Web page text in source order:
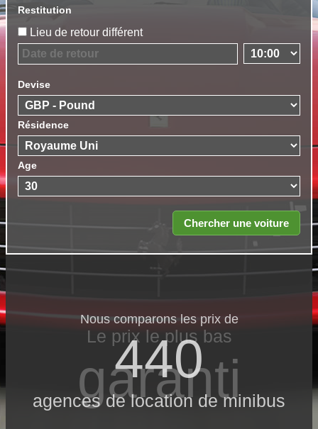
Restitution
Lieu de retour différent
Devise
Résidence
Age
Nous comparons les prix de
440
agences de location de minibus
Le prix le​ plus bas
garanti